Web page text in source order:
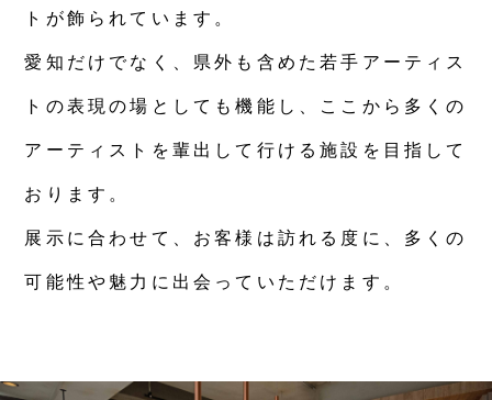
トが飾られています。
愛知だけでなく、県外も含めた若手アーティス
トの表現の場としても機能し、ここから多くの
アーティストを輩出して行ける施設を目指して
おります。
展示に合わせて、お客様は訪れる度に、多くの
可能性や魅力に出会っていただけます。